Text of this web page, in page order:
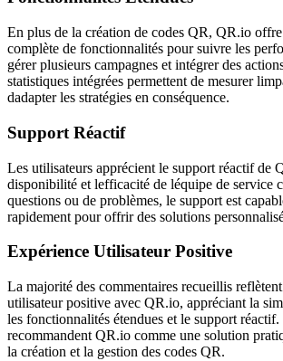
En plus de la création de codes QR, QR.io
complète de fonctionnalités pour suivre les
gérer plusieurs campagnes et intégrer des
statistiques intégrées permettent de mesurer
dadapter les stratégies en conséquence.
Support Réactif
Les utilisateurs apprécient le support réactif de
disponibilité et lefficacité de léquipe de service
questions ou de problèmes, le support est
rapidement pour offrir des solutions
Expérience Utilisateur Positive
La majorité des commentaires recueillis
utilisateur positive avec QR.io, appréciant la
les fonctionnalités étendues et le support
recommandent QR.io comme une solution
la création et la gestion des codes QR.